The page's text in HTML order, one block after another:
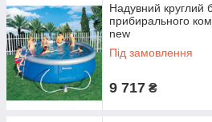
Надувний круглий
прибирального
new
Під замовлення
9 717 ₴